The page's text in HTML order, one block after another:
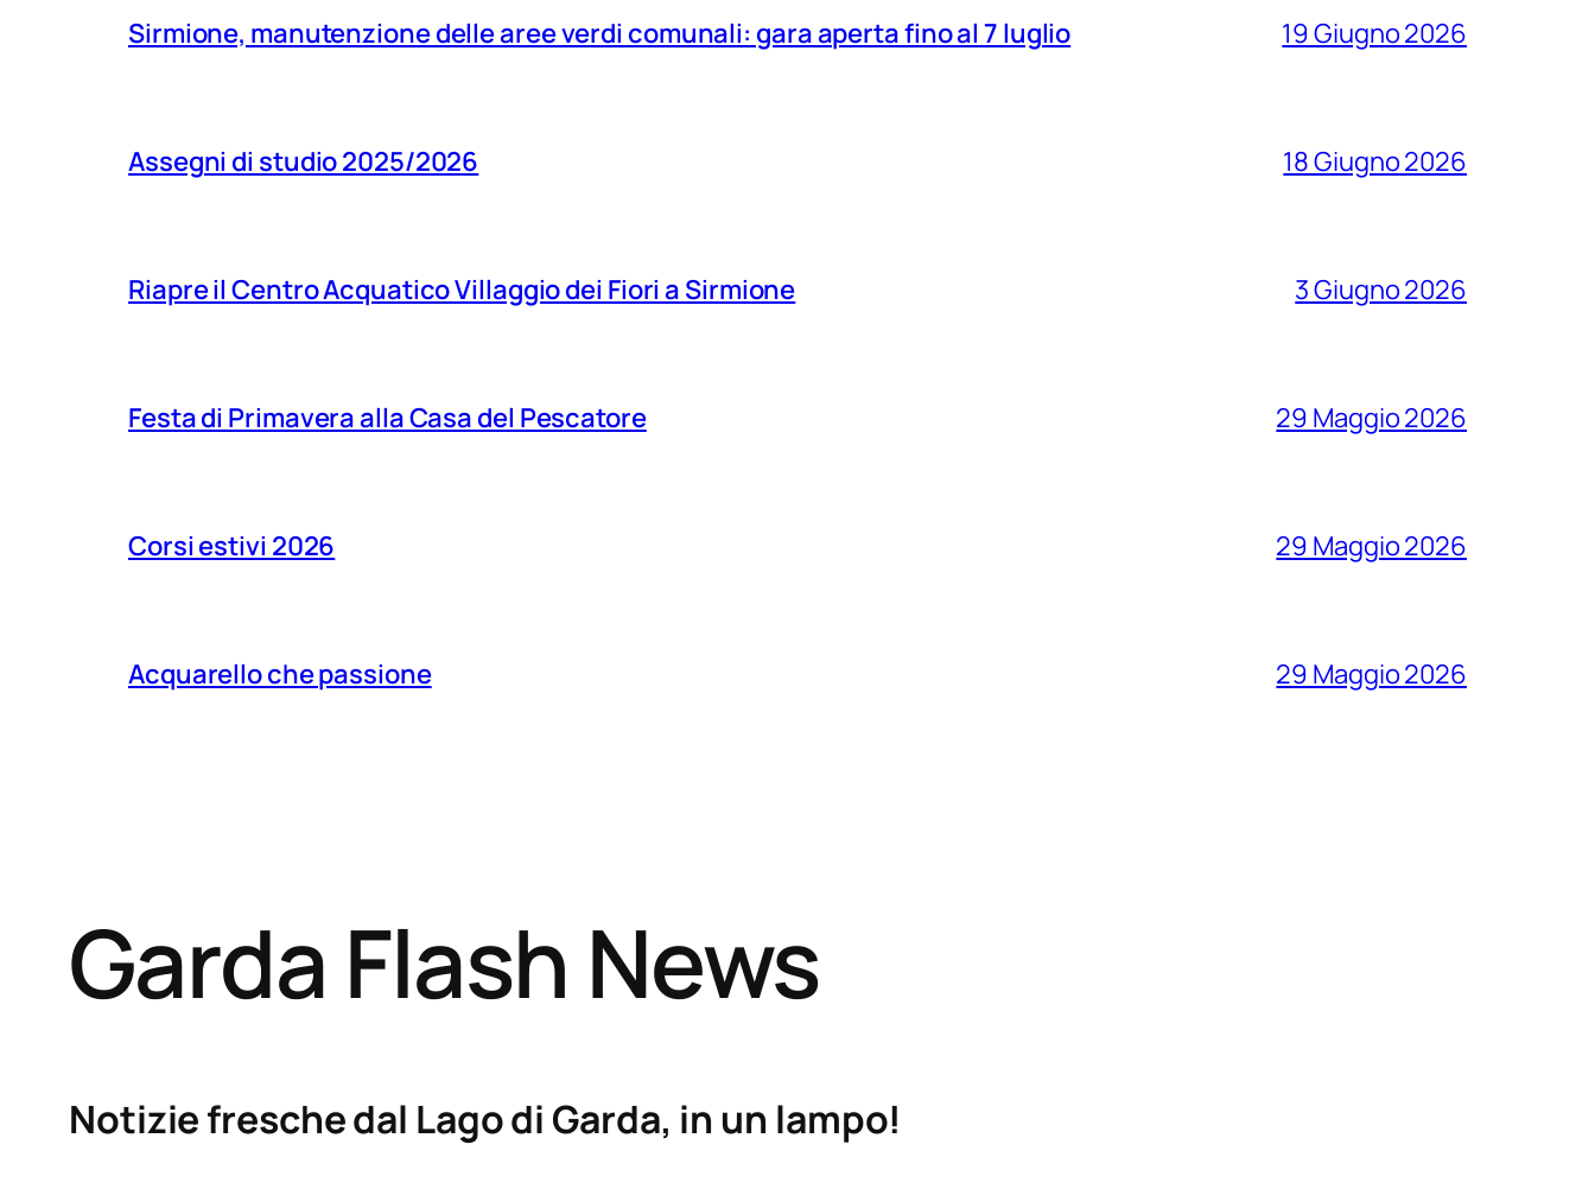
Sirmione, manutenzione delle aree verdi comunali: gara aperta fino al 7 luglio 19 Giugno 2026
Assegni di studio 2025/2026 18 Giugno 2026
Riapre il Centro Acquatico Villaggio dei Fiori a Sirmione 3 Giugno 2026
Festa di Primavera alla Casa del Pescatore 29 Maggio 2026
Corsi estivi 2026 29 Maggio 2026
Acquarello che passione 29 Maggio 2026
Garda Flash News
Notizie fresche dal Lago di Garda, in un lampo!